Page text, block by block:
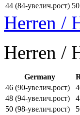
44 (84-увелич.рост) 50
Herren /
Herren /
Germany
46 (90-увелич.рост)
48 (94-увелич.рост)
50 (98-увелич.рост)